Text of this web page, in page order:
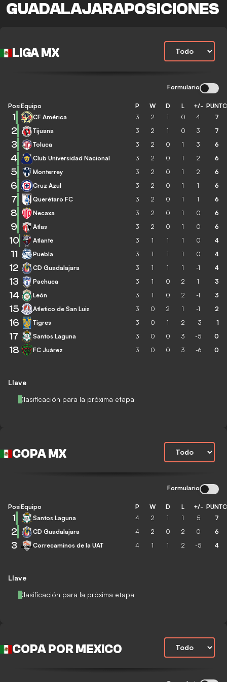
GUADALAJARAPOSICIONES
LIGA MX
Formulario
Llave
Clasificación para la próxima etapa
Posición
Equipo P W D L +/-
1 CF América 3 2 1 0 4 7
2 Tijuana 3 2 1 0 3 7
3 Toluca 3 2 0 1 3 6
4 Club Universidad Nacional 3 2 0 1 2 6
5 Monterrey 3 2 0 1 2 6
6 Cruz Azul 3 2 0 1 1 6
7 Querétaro FC 3 2 0 1 1 6
8 Necaxa 3 2 0 1 0 6
9 Atlas 3 2 0 1 0 6
10 Atlante 3 1 1 1 0 4
11 Puebla 3 1 1 1 0 4
12 CD Guadalajara 3 1 1 1 -1 4
13 Pachuca 3 1 0 2 1 3
14 León 3 1 0 2 -1 3
15 Atletico de San Luis 3 0 2 1 -1 2
16 Tigres 3 0 1 2 -3 1
17 Santos Laguna 3 0 0 3 -5 0
18 FC Juárez 3 0 0 3 -6 0
COPA MX
Formulario
Llave
Clasificación para la próxima etapa
Posición
Equipo P W D L +/-
1 Santos Laguna 4 2 1 1 5 7
2 CD Guadalajara 4 2 0 2 0 6
3 Correcaminos de la UAT 4 1 1 2 -5 4
COPA POR MEXICO